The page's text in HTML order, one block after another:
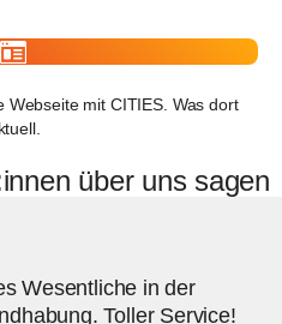
mit CITIES. Was dort
über uns sagen
Wesentliche in der
Toller Service!